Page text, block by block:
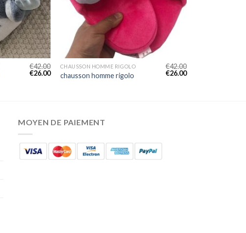
€42.00
€26.00
CHAUSSON HOMME RIGOLO
chausson homme rigolo
€42.00
€26.00
MOYEN DE PAIEMENT